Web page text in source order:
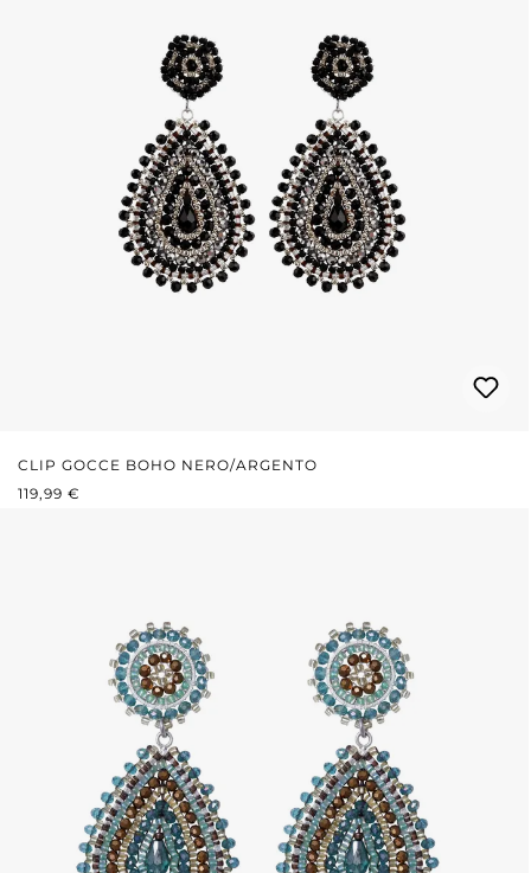
CLIP GOCCE BOHO NERO/ARGENTO
PREZZO NORMALE:
119,99 €